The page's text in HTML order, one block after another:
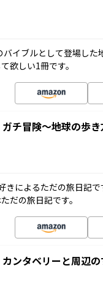
バイブルとして登場し
欲しい1冊です。
チ冒険～地球の歩
きによるただの旅日記
だの旅日記です。
ンタベリーと周辺